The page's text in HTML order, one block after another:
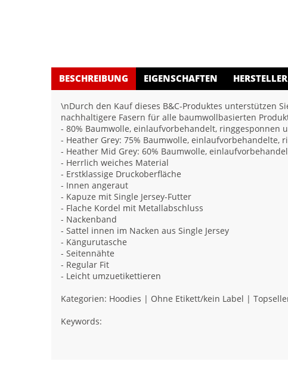
BESCHREIBUNG EIGENSCHAFTEN HERSTELLER
\nDurch den Kauf dieses B&C-Produktes unterstützen
nachhaltigere Fasern für alle baumwollbasierten
- 80% Baumwolle, einlaufvorbehandelt, ringgesponnen
- Heather Grey: 75% Baumwolle, einlaufvorbehandelte,
- Heather Mid Grey: 60% Baumwolle,
- Herrlich weiches Material
- Erstklassige Druckoberfläche
- Innen angeraut
- Kapuze mit Single Jersey-Futter
- Flache Kordel mit Metallabschluss
- Nackenband
- Sattel innen im Nacken aus Single Jersey
- Kängurutasche
- Seitennähte
- Regular Fit
- Leicht umzuetikettieren
Kategorien: Hoodies | Ohne Etikett/kein Label |
Keywords: